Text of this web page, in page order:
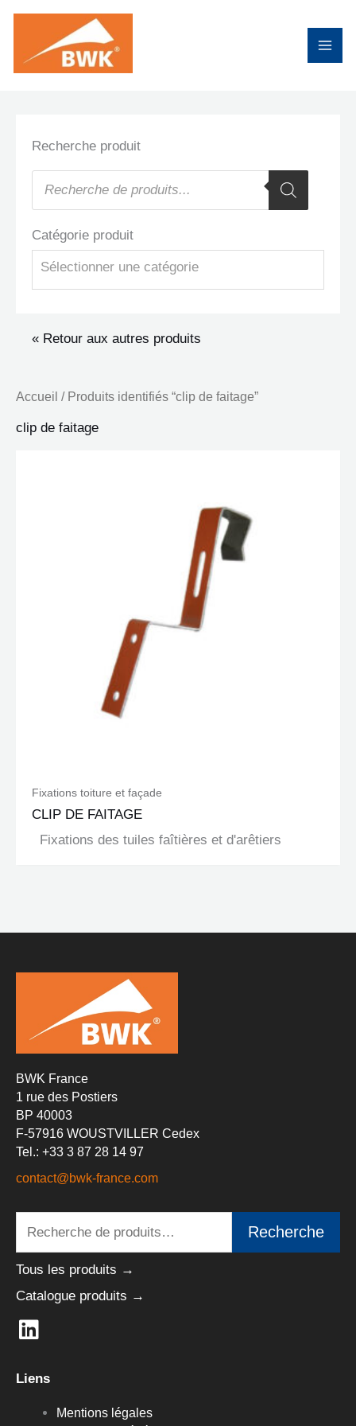
contenu
Recherche produit
Recherche
de
Catégorie produit
Sélectionner une catégorie
« Retour aux autres produits
Accueil / Produits identifiés “clip de faitage”
clip de faitage
Fixations toiture et façade
CLIP DE FAITAGE
Fixations des tuiles faîtières et d'arêtiers
BWK France
1 rue des Postiers
BP 40003
F-57916 WOUSTVILLER Cedex
Tel.: +33 3 87 28 14 97
contact@bwk-france.com
pour :
Recherche
Tous les produits →
Catalogue produits →
L
i
k
Liens
Mentions légales